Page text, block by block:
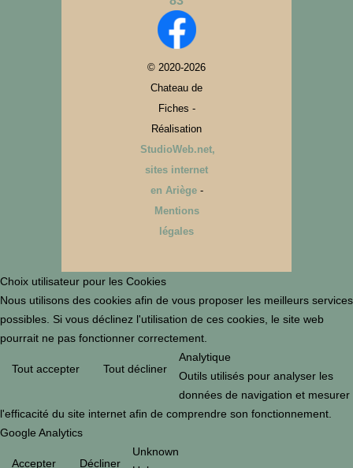
© 2020-2026
Chateau de
Fiches -
Réalisation
StudioWeb.net,
sites internet
en Ariège-
Mentions
légales
Choix utilisateur pour les Cookies
Nous utilisons des cookies afin de vous proposer les meilleurs services
possibles. Si vous déclinez l'utilisation de ces cookies, le site web
pourrait ne pas fonctionner correctement.
Tout accepter Tout décliner
Analytique
Outils utilisés pour analyser les
données de navigation et mesurer
l'efficacité du site internet afin de comprendre son fonctionnement.
Google Analytics
Accepter Décliner
Unknown